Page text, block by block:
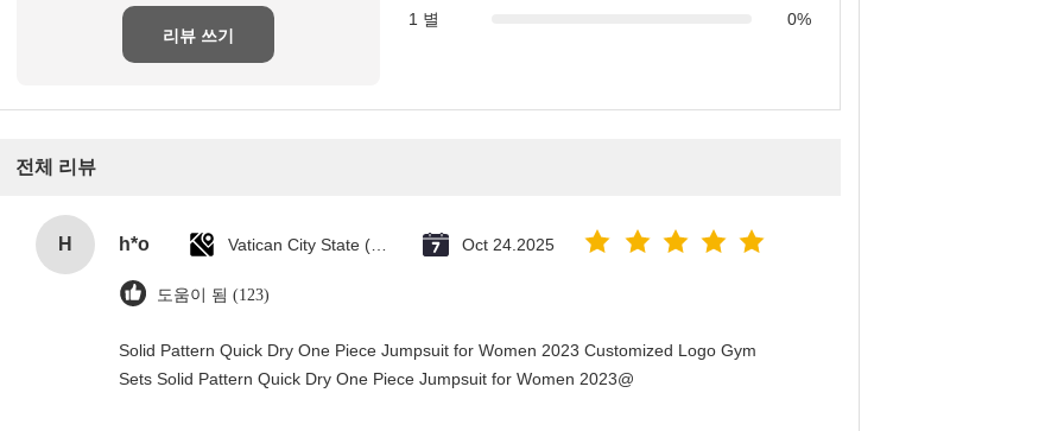
리뷰 쓰기
1 별
0%
전체 리뷰
H h*o Oct 24.2025
도움이 됨 (123)
Solid Pattern Quick Dry One Piece Jumpsuit for Women 2023 Customized Logo Gym
Sets Solid Pattern Quick Dry One Piece Jumpsuit for Women 2023@